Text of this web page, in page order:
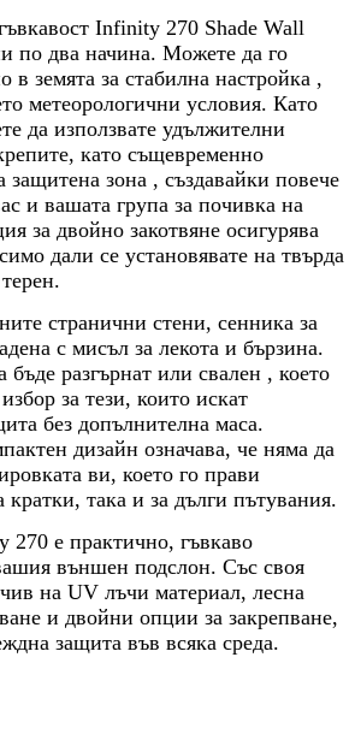
Infinity 270 Shade Wall
по два начина. Можете да го
в земята за стабилна настройка ,
метеорологични условия. Като
да използвате удължителни
като същевременно
зона , създавайки повече
и вашата група за почивка на
за двойно закотвяне осигурява
дали се установявате на твърда
странични стени, сенника за
с мисъл за лекота и бързина.
разгърнат или свален , което
за тези, които искат
без допълнителна маса.
дизайн означава, че няма да
ви, което го прави
кратки, така и за дълги пътувания.
270 е практично, гъвкаво
външен подслон. Със своя
на UV лъчи материал, лесна
и двойни опции за закрепване,
защита във всяка среда.